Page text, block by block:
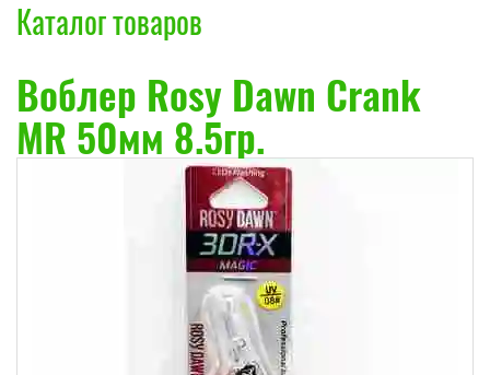
Каталог товаров
Воблер Rosy Dawn Crank
MR 50мм 8.5гр.